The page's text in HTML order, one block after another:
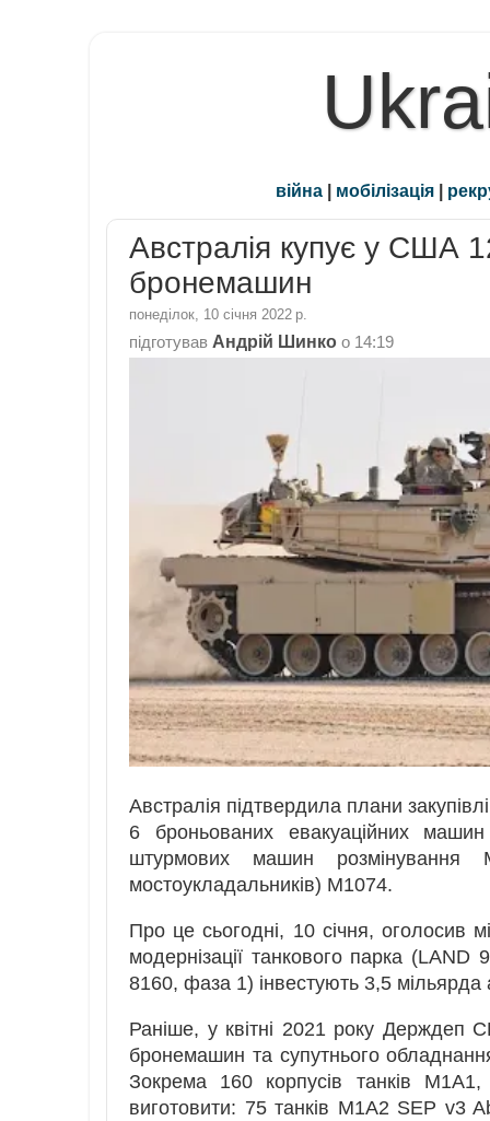
війна | мобілізація |
Австралія купує у США
бронемашин
понеділок, 10 січня 2022 р.
підготував Андрій Шинко о 14:19
Австралія підтвердила плани
6 броньованих евакуаційних
штурмових машин
мостоукладальників) M1074.
Про це сьогодні, 10 січня, оголосив
модернізації танкового парка
8160, фаза 1) інвестують 3,5 мільярда
Раніше, у квітні 2021 року Держдеп
бронемашин та супутнього
Зокрема 160 корпусів танків
виготовити: 75 танків M1A2 SEP v3